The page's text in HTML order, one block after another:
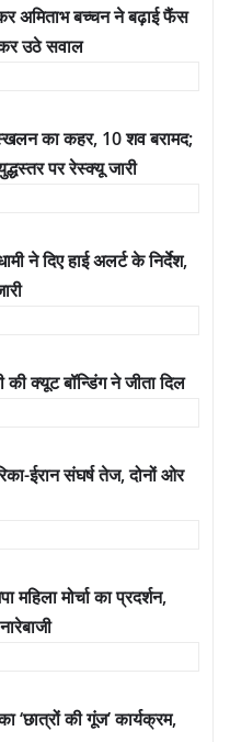
अमिताभ बच्चन ने बढ़ाई फैंस
उठे सवाल
का कहर, 10 शव बरामद;
पर रेस्क्यू जारी
ने दिए हाई अलर्ट के निर्देश,
क्यूट बॉन्डिंग ने जीता दिल
ईरान संघर्ष तेज, दोनों ओर
महिला मोर्चा का प्रदर्शन,
‘छात्रों की गूंज’ कार्यक्रम,